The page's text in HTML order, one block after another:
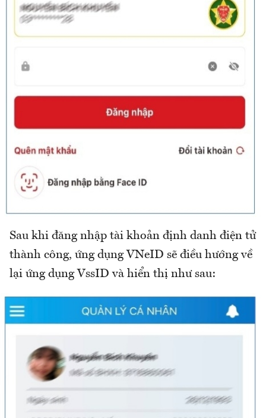
Sau khi đăng nhập tài khoản định danh điện tử
thành công, ứng dụng VNeID sẽ điều hướng về
lại ứng dụng VssID và hiển thị như sau: